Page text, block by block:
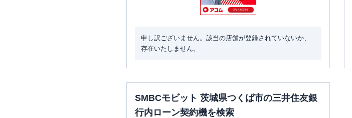
申し訳ございません。該当の店舗が登録されていないか、
存在いたしません。
SMBCモビット 茨城県つくば市の三井住友銀
行内ローン契約機を検索